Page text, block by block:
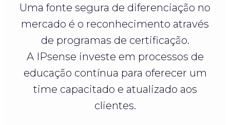
Uma fonte segura de diferenciação no
mercado é o reconhecimento através
de programas de certificação.
A IPsense investe em processos de
educação contínua para oferecer um
time capacitado e atualizado aos
clientes.